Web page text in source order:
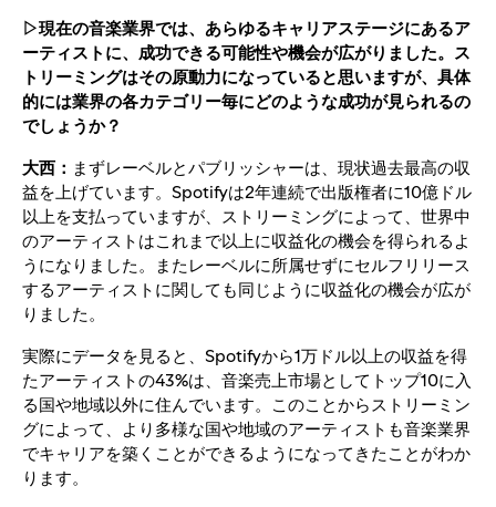
▷現在の音楽業界では、あらゆるキャリアステージにあるア
ーティストに、成功できる可能性や機会が広がりました。ス
トリーミングはその原動力になっていると思いますが、具体
的には業界の各カテゴリー毎にどのような成功が見られるの
でしょうか？
大西： まずレーベルとパブリッシャーは、現状過去最高の収
益を上げています。Spotifyは2年連続で出版権者に10億ドル
以上を支払っていますが、ストリーミングによって、世界中
のアーティストはこれまで以上に収益化の機会を得られるよ
うになりました。またレーベルに所属せずにセルフリリース
するアーティストに関しても同じように収益化の機会が広が
りました。
実際にデータを見ると、Spotifyから1万ドル以上の収益を得
たアーティストの43%は、音楽売上市場としてトップ10に入
る国や地域以外に住んでいます。このことからストリーミン
グによって、より多様な国や地域のアーティストも音楽業界
でキャリアを築くことができるようになってきたことがわか
ります。